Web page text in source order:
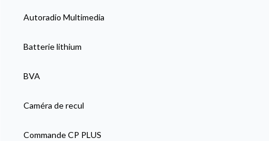
Autoradio Multimedia
Batterie lithium
BVA
Caméra de recul
Commande CP PLUS